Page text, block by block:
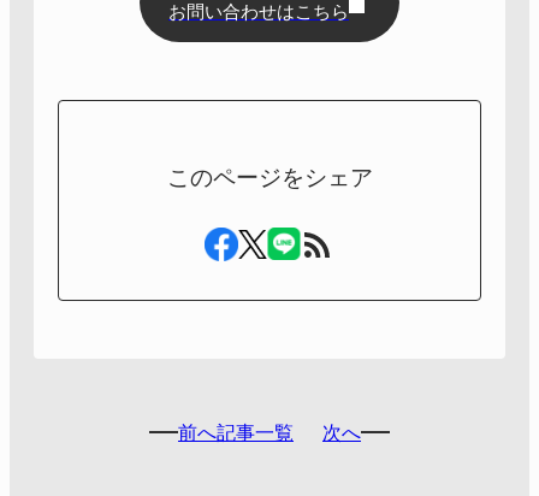
お問い合わせはこちら
このページをシェア
前へ記事一覧 次へ